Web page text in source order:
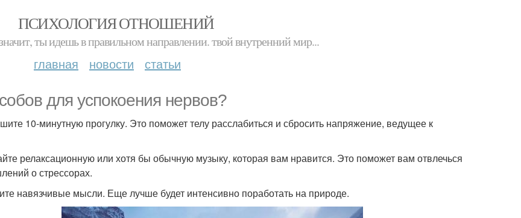
ПСИХОЛОГИЯ ОТНОШЕНИЙ
ты идешь в правильном направлении. твой внутренний мир...
главная новости статьи
для успокоения нервов?
10-минутную прогулку. Это поможет телу расслабиться и сбросить напряжение, ведущее к
релаксационную или хотя бы обычную музыку, которая вам нравится. Это поможет вам отвлечься
о стрессорах.
навязчивые мысли. Еще лучше будет интенсивно поработать на природе.